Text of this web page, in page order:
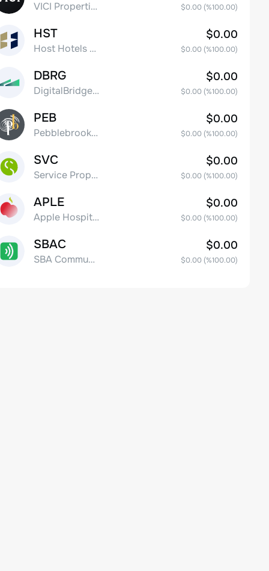
VICI Properties Inc. Common Stock $0.00(%100.00)
HST
Host Hotels & Resorts, Inc.
$0.00
$0.00(%100.00)
DBRG
DigitalBridge Group, Inc.
$0.00
$0.00(%100.00)
PEB
Pebblebrook Hotel Trust
$0.00
$0.00(%100.00)
SVC
Service Properties Trust Common Stock
$0.00
$0.00(%100.00)
APLE
Apple Hospitality REIT, Inc.
$0.00
$0.00(%100.00)
SBAC
SBA Communications Corp
$0.00
$0.00(%100.00)